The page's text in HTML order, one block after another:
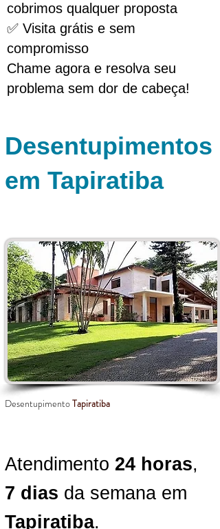
cobrimos qualquer proposta
✅ Visita grátis e sem
compromisso
Chame agora e resolva seu
problema sem dor de cabeça!
Desentupimentos
em Tapiratiba
DesentupimentoTapiratiba
Atendimento 24 horas,
7 dias da semana em
Tapiratiba.